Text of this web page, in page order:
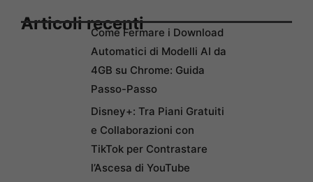
Articoli recentiCome Fermare i Download
Automatici di Modelli AI da
4GB su Chrome: Guida
Passo-Passo
Disney+: Tra Piani Gratuiti
e Collaborazioni con
TikTok per Contrastare
l’Ascesa di YouTube